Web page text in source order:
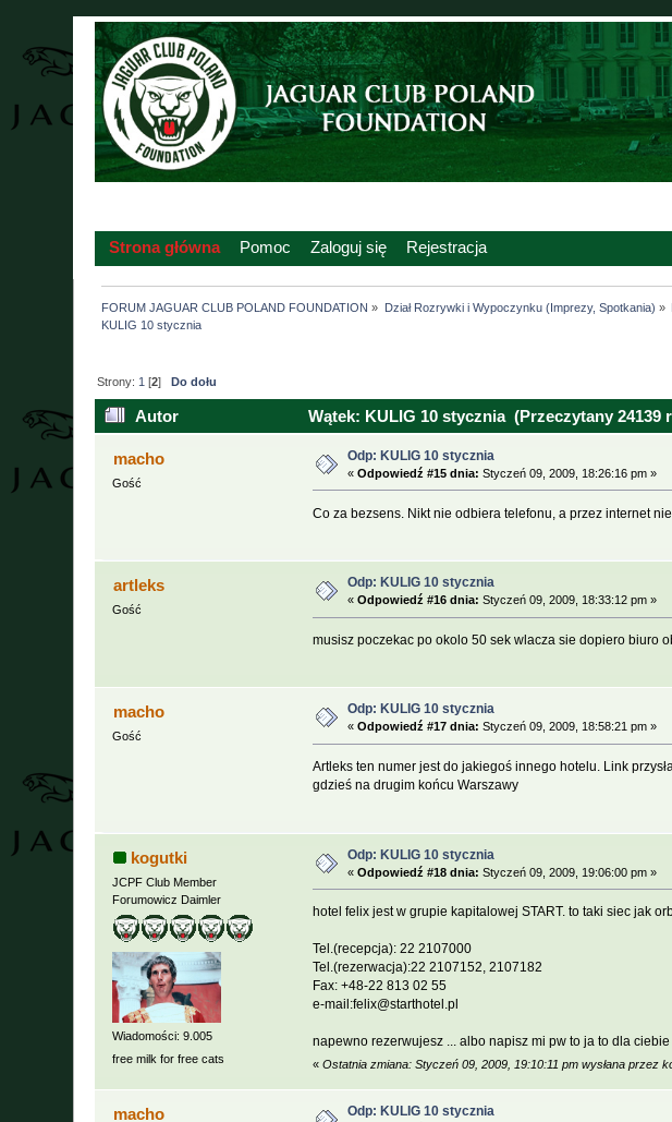
Strona główna Pomoc Zaloguj się Rejestracja
FORUM JAGUAR CLUB POLAND FOUNDATION » Dział Rozrywki i Wypoczynku (Imprezy, Spotkania) »
KULIG 10 stycznia
Strony: 1 [2] Do dołu
Autor Wątek: KULIG 10 stycznia (Przeczytany 24139
macho
Gość
Odp: KULIG 10 stycznia
«Odpowiedź #15 dnia: Styczeń 09, 2009, 18:26:16 pm »
Co za bezsens. Nikt nie odbiera telefonu, a przez internet
artleks
Gość
Odp: KULIG 10 stycznia
«Odpowiedź #16 dnia: Styczeń 09, 2009, 18:33:12 pm »
musisz poczekac po okolo 50 sek wlacza sie dopiero biuro
macho
Gość
Odp: KULIG 10 stycznia
«Odpowiedź #17 dnia: Styczeń 09, 2009, 18:58:21 pm »
Artleks ten numer jest do jakiegoś innego hotelu. Link
gdzieś na drugim końcu Warszawy
kogutki
JCPF Club Member
Forumowicz Daimler
Wiadomości: 9.005
free milk for free cats
Odp: KULIG 10 stycznia
«Odpowiedź #18 dnia: Styczeń 09, 2009, 19:06:00 pm »
hotel felix jest w grupie kapitalowej START. to taki siec jak
Tel.(recepcja): 22 2107000
Tel.(rezerwacja):22 2107152, 2107182
Fax: +48-22 813 02 55
e-mail:felix@starthotel.pl
napewno rezerwujesz ... albo napisz mi pw to ja to dla
« Ostatnia zmiana: Styczeń 09, 2009, 19:10:11 pm wysłana przez
macho Odp: KULIG 10 stycznia